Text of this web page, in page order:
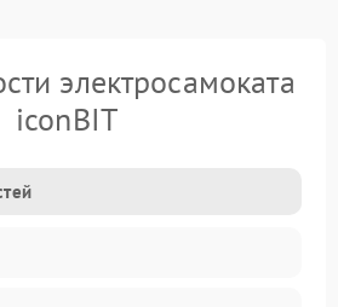
электросамоката
iconBIT